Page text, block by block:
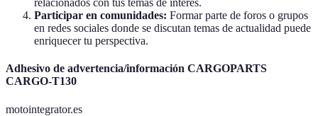
relacionados con tus temas de interés.
Participar en comunidades: Formar parte de foros o grupos
en redes sociales donde se discutan temas de actualidad puede
enriquecer tu perspectiva.
Adhesivo de advertencia/información CARGOPARTS
CARGO-T130
motointegrator.es